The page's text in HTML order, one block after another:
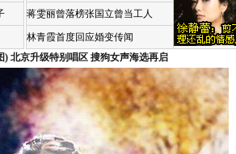
蒋雯丽曾落榜张国立曾当工人
林青霞首度回应婚变传闻
) 北京升级特别唱区 搜狗女声海选再启